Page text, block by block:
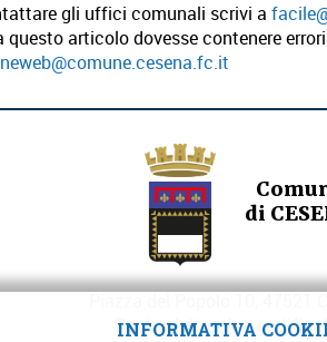
gli uffici comunali scrivi a
questo articolo dovesse contenere
di
Posta elettronica
INFORMATIVA